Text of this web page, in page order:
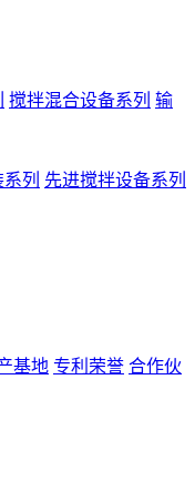
搅拌混合设备系列 输
列 先进搅拌设备系列
基地 专利荣誉 合作伙